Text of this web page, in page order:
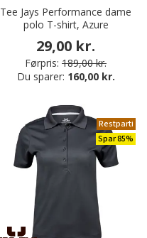
Tee Jays Performance dame
polo T-shirt, Azure
29,00 kr.
Førpris: 189,00 kr.
Du sparer: 160,00 kr.
Restparti
Spar 85%